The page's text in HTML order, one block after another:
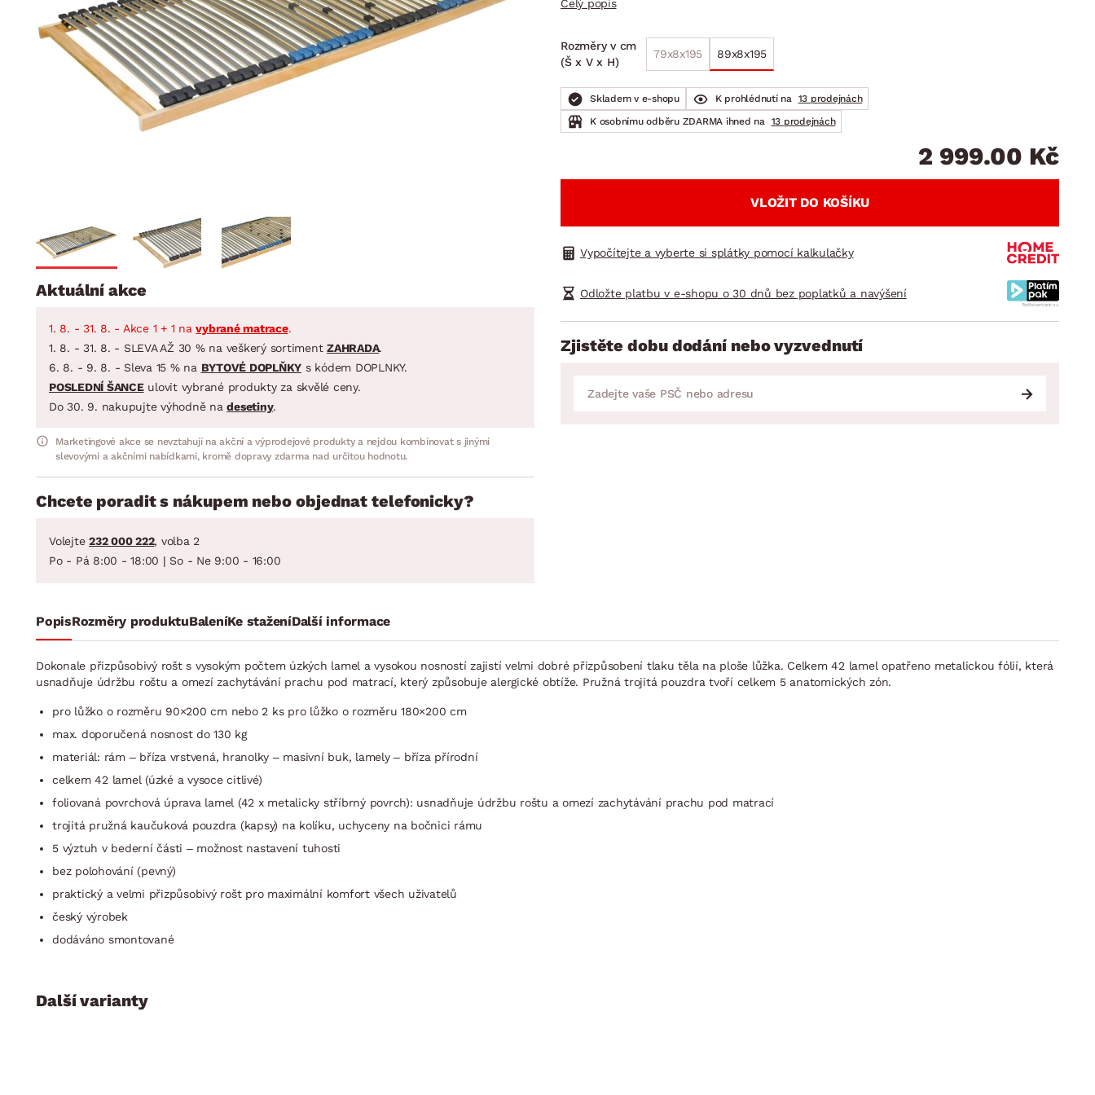
Dětský pokoj
Předsíň, šatna a chodba
Kuchyně
Koupelna
BYTOVÝ TEXTIL
Přikrývky
Polštáře
STOLOVÁNÍ A VAŘENÍ
Jídelní servis
Příbory
Hrnce
DOMÁCÍ SPOTŘEBIČE
Koupelnové sestavy
Jídelní sestavy
Zahradní sestavy
Zahradní sestavy
Celý popis
Rozměry v cm
(Š x V x H)
79x8x195 89x8x195
Skladem v e-shopu K prohlédnutí na 13 prodejnách
K osobnímu odběru ZDARMA ihned na 13 prodejnách
2 999.00 Kč
VLOŽIT DO KOŠÍKU
Vypočítejte a vyberte si splátky pomocí kalkulačky
Odložte platbu v e-shopu o 30 dnů bez poplatků a navýšení
Zjistěte dobu dodání nebo vyzvednutí
Aktuální akce
1. 8. - 31. 8. - Akce 1 + 1 navybrané matrace.
1. 8. - 31. 8. - SLEVA AŽ 30 % na veškerý sortiment ZAHRADA.
6. 8. - 9. 8. - Sleva 15 % na BYTOVÉ DOPLŇKY s kódem DOPLNKY.
POSLEDNÍ ŠANCEulovit vybrané produkty za skvělé ceny.
Do 30. 9. nakupujte výhodně nadesetiny.
Marketingové akce se nevztahují na akční a výprodejové produkty a nejdou kombinovat s jinými
slevovými a akčními nabídkami, kromě dopravy zdarma nad určitou hodnotu.
Chcete poradit s nákupem nebo objednat telefonicky?
Volejte 232 000 222, volba 2
Po - Pá 8:00 - 18:00 | So - Ne 9:00 - 16:00
PopisRozměry produktuBaleníKe staženíDalší informace
Dokonale přizpůsobivý rošt s vysokým počtem úzkých lamel a vysokou nosností zajistí velmi dobré přizpůsobení tlaku těla na ploše lůžka. Celkem 42 lamel opatřeno metalickou fólií, která
usnadňuje údržbu roštu a omezí zachytávání prachu pod matrací, který způsobuje alergické obtíže. Pružná trojitá pouzdra tvoří celkem 5 anatomických zón.
pro lůžko o rozměru 90×200 cm nebo 2 ks pro lůžko o rozměru 180×200 cm
max. doporučená nosnost do 130 kg
materiál: rám – bříza vrstvená, hranolky – masivní buk, lamely – bříza přírodní
celkem 42 lamel (úzké a vysoce citlivé)
foliovaná povrchová úprava lamel (42 x metalicky stříbrný povrch): usnadňuje údržbu roštu a omezí zachytávání prachu pod matrací
trojitá pružná kaučuková pouzdra (kapsy) na kolíku, uchyceny na bočnici rámu
5 výztuh v bederní části – možnost nastavení tuhosti
bez polohování (pevný)
praktický a velmi přizpůsobivý rošt pro maximální komfort všech uživatelů
český výrobek
dodáváno smontované
Další varianty